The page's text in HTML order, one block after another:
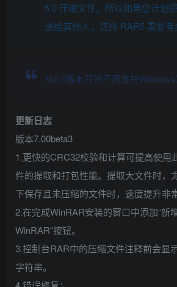
5.0 压缩文件。所以如果您计划
送给其他人，选择 RAR5 需要考
从6.0版本开始不再支持
更新日志
版本7.00beta3
1.更快的CRC32校验和计算可提高使用
件的提取和打包性能。提取大文件时，
下保存且未压缩的文件时，速度提升非
2.在完成WinRAR安装的窗口中添加“新
WinRAR”按钮。
3.控制台RAR中的压缩文件注释前会显
字符串。